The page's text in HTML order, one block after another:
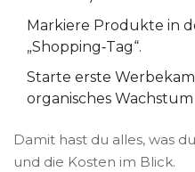
Markiere Produkte in
„Shopping‑Tag“.
Starte erste
organisches
Damit hast du alles, was
und die Kosten im Blick.